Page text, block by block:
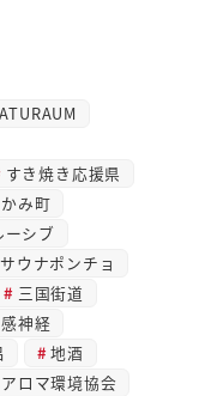
すき焼き応援県
み町
ーシブ
サウナポンチョ
三国街道
神経
地酒
ロマ環境協会